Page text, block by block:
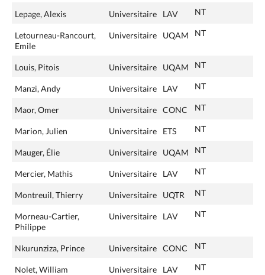
Lepage, Alexis Universitaire LAV NT
Letourneau-Rancourt,
Emile
Universitaire UQAM NT
Louis, Pitois Universitaire UQAM NT
Manzi, Andy Universitaire LAV NT
Maor, Omer Universitaire CONC NT
Marion, Julien Universitaire ETS NT
Mauger, Élie Universitaire UQAM NT
Mercier, Mathis Universitaire LAV NT
Montreuil, Thierry Universitaire UQTR NT
Morneau-Cartier,
Philippe
Universitaire LAV NT
Nkurunziza, Prince Universitaire CONC NT
Nolet, William Universitaire LAV NT